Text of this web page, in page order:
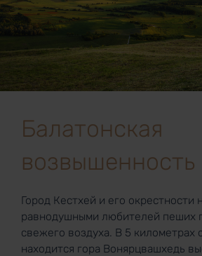
Балатонская
возвышенность
Город Кестхей и его окрестности
равнодушными любителей пеших
свежего воздуха. В 5 километрах
находится гора Вонярцвашхедь